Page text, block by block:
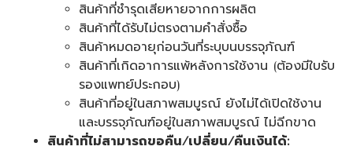
สินค้าที่ชำรุดเสียหายจากการผลิต
สินค้าที่ได้รับไม่ตรงตามคำสั่งซื้อ
สินค้าหมดอายุก่อนวันที่ระบุบนบรรจุภัณฑ์
สินค้าที่เกิดอาการแพ้หลังการใช้งาน (ต้องมีใบรับ
รองแพทย์ประกอบ)
สินค้าที่อยู่ในสภาพสมบูรณ์ ยังไม่ได้เปิดใช้งาน
และบรรจุภัณฑ์อยู่ในสภาพสมบูรณ์ ไม่ฉีกขาด
สินค้าที่ไม่สามารถขอคืน/เปลี่ยน/คืนเงินได้: